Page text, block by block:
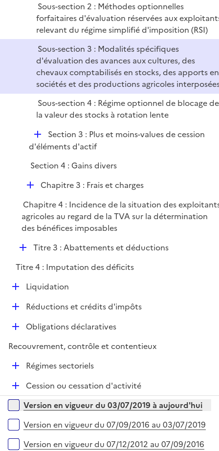
e
r
Sous-section 2 : Méthodes optionnelles
forfaitaires d'évaluation réservées aux
relevant du régime simplifié d'imposition (RSI)
Sous-section 3 : Modalités spécifiques
d'évaluation des avances aux cultures, des
chevaux comptabilisés en stocks, des apports en
sociétés et des productions agricoles
Sous-section 4 : Régime optionnel de blocage de
la valeur des stocks à rotation lente
D
é
l
i
r
Section 3 : Plus et moins-values de cession
d'éléments d'actif
Section 4 : Gains divers
D
p
l
i
e
Chapitre 3 : Frais et charges
Chapitre 4 : Incidence de la situation des
agricoles au regard de la TVA sur la détermination
des bénéfices imposables
D
p
e
Titre 3 : Abattements et déductions
Titre 4 : Imputation des déficits
D
e
Liquidation
D
i
Réductions et crédits d'impôts
D
p
r
Obligations déclaratives
Recouvrement, contrôle et contentieux
D
e
Régimes sectoriels
D
é
p
e
Cession ou cessation d'activité
Versions sur la période
Version en vigueur du 03/07/2019 à aujourd'hui
Version en vigueur du 07/09/2016 au 03/07/2019
Version en vigueur du 07/12/2012 au 07/09/2016